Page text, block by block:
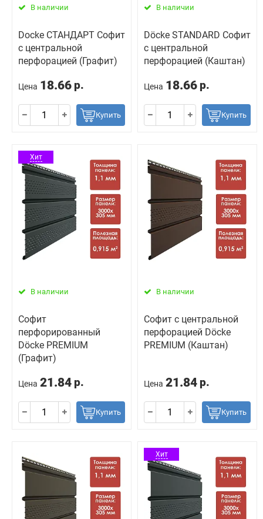
В наличии
Docke СТАНДАРТ Софит
с центральной
перфорацией (Графит)
Цена 18.66 р.
Купить
В наличии
Döcke STANDARD Софит
с центральной
перфорацией (Каштан)
Цена 18.66 р.
Купить
Хит
В наличии
Софит
перфорированный
Döcke PREMIUM
(Графит)
Цена 21.84 р.
Купить
В наличии
Софит с центральной
перфорацией Döcke
PREMIUM (Каштан)
Цена 21.84 р.
Купить
Хит